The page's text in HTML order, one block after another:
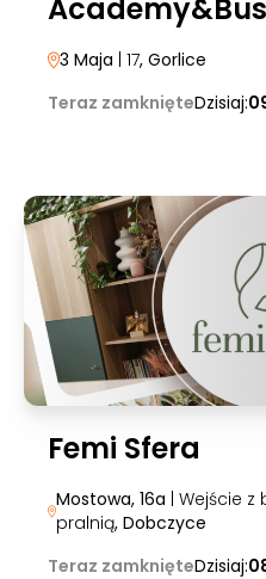
3 Maja | 17, Gorlice
Teraz zamknięteDzisiaj:
Femi Sfera
Mostowa, 16a | Wejście
pralnią, Dobczyce
Teraz zamknięteDzisiaj: